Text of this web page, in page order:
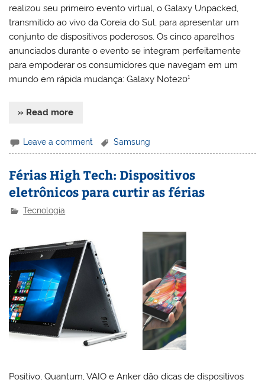
realizou seu primeiro evento virtual, o Galaxy Unpacked,
transmitido ao vivo da Coreia do Sul, para apresentar um
conjunto de dispositivos poderosos. Os cinco aparelhos
anunciados durante o evento se integram perfeitamente
para empoderar os consumidores que navegam em um
mundo em rápida mudança: Galaxy Note20¹
» Read more
Leave a comment Samsung
Férias High Tech: Dispositivos
eletrônicos para curtir as férias
Tecnologia
Positivo, Quantum, VAIO e Anker dão dicas de dispositivos